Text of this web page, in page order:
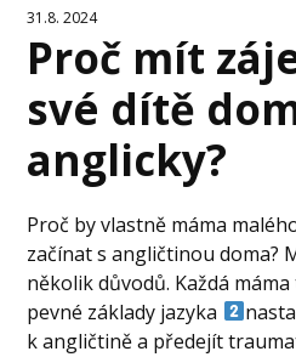
31.8. 2024
Proč mít
své dítě
anglicky?
Proč by vlastně máma
začínat s angličtinou doma?
několik důvodů. Každá
pevné základy jazyka
k angličtině a předejít